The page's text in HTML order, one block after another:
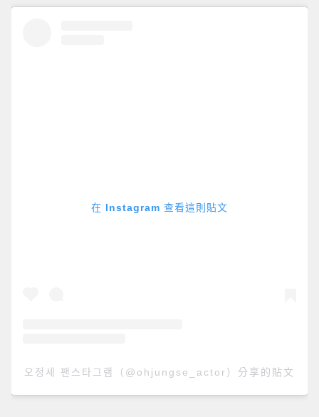
在 Instagram 查看這則貼文
오정세 팬스타그램（@ohjungse_actor）分享的貼文